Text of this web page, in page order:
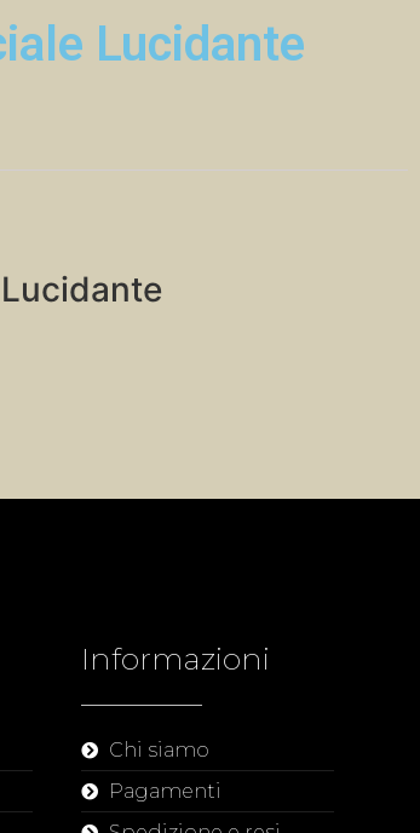
Lucidante
Informazioni
Chi siamo
Pagamenti